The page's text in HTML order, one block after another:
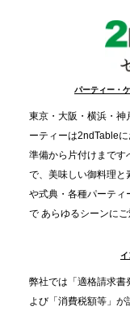
事提供を実施へ
TBS「Nスタ」
2025.11.21
プレスリリース
分”の時代へ。
オードブル」が
プレスリリース
納会ケータリン
パーティー・
東京・大阪・横浜・神
ーティーは2ndTableに
準備から片付けまです
で、美味しい御料理と
や式典・各種パーティ
で あらゆるシーンに
イ
弊社では「適格請求書
よび「消費税額等」